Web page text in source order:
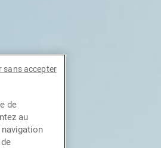
de
au
sans accepter